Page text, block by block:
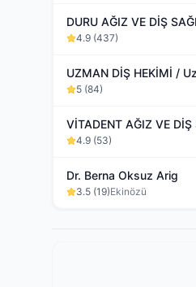
DURU AĞIZ VE DİŞ
4.9 (437)
5 (84)
VİTADENT AĞIZ VE DİŞ
4.9 (53)
Dr. Berna Oksuz Arig
3.5 (19)Ekinözü